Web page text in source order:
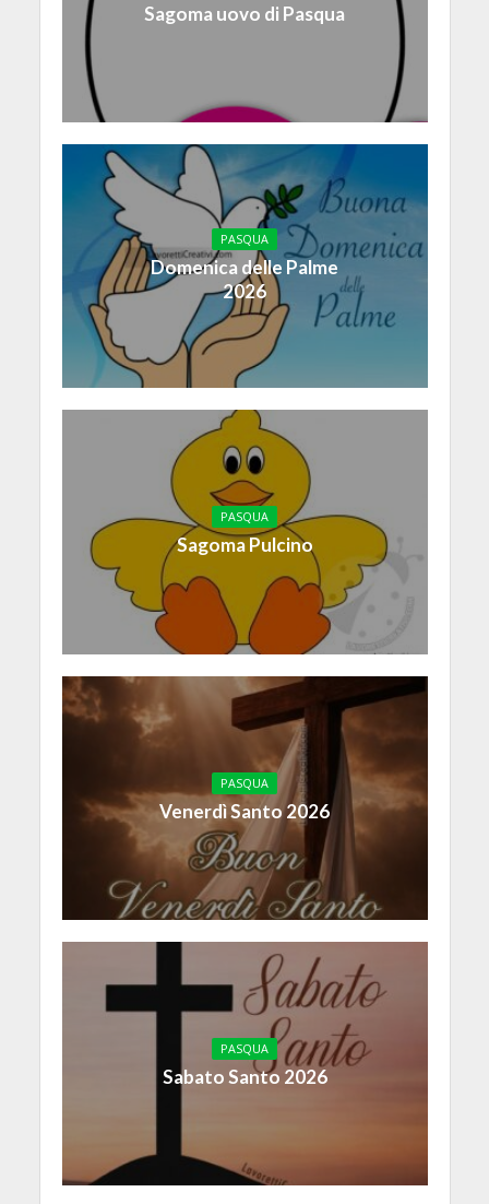
Sagoma uovo di Pasqua
PASQUA
Domenica delle Palme
2026
PASQUA
Sagoma Pulcino
PASQUA
Venerdì Santo 2026
PASQUA
Sabato Santo 2026